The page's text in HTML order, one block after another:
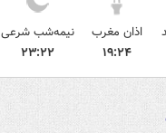
اذان مغرب
۱۹:۲۴
نیمه‌شب شرعی
۲۳:۲۲